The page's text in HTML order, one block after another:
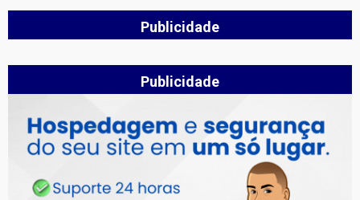
Publicidade
Publicidade